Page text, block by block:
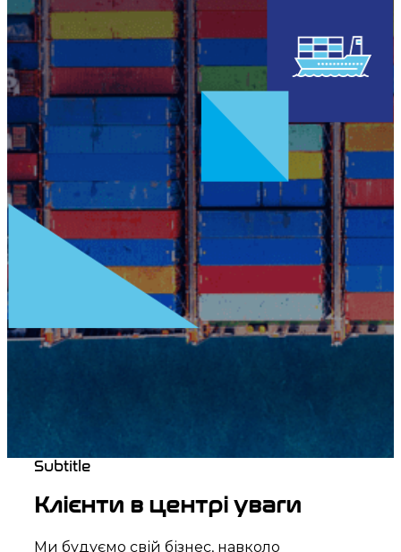
Subtitle
Клієнти в центрі уваги
Ми будуємо свій бізнес, навколо